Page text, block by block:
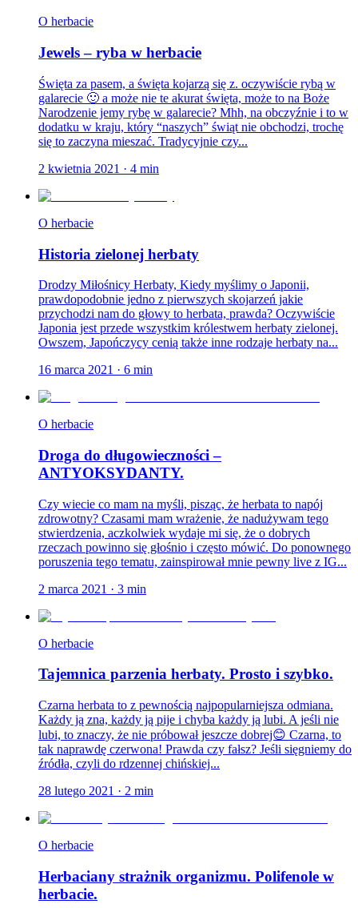
O herbacie
Jewels – ryba w herbacie
Święta za pasem, a święta kojarzą się z. oczywiście rybą w
galarecie 🙂 a może nie te akurat święta, może to na Boże
Narodzenie jemy rybę w galarecie? Mhh, na obczyźnie i to w
dodatku w kraju, który “naszych” świąt nie obchodzi, trochę
się to zaczyna mieszać. Tradycyjnie czy...
2 kwietnia 2021 · 4 min
O herbacie
Historia zielonej herbaty
Drodzy Miłośnicy Herbaty, Kiedy myślimy o Japonii,
prawdopodobnie jedno z pierwszych skojarzeń jakie
przychodzi nam do głowy to herbata, prawda? Oczywiście
Japonia jest przede wszystkim królestwem herbaty zielonej.
Owszem, Japończycy cenią także inne rodzaje herbaty na...
16 marca 2021 · 6 min
O herbacie
Droga do długowieczności –
ANTYOKSYDANTY.
Czy wiecie co mam na myśli, pisząc, że herbata to napój
zdrowotny? Czasami mam wrażenie, że nadużywam tego
stwierdzenia, aczkolwiek wydaje mi się, że o dobrych
rzeczach powinno się głośnio i często mówić. Do ponownego
poruszenia tego tematu, zainspirował mnie pewny live z IG...
2 marca 2021 · 3 min
O herbacie
Tajemnica parzenia herbaty. Prosto i szybko.
Czarna herbata to z pewnością najpopularniejsza odmiana.
Każdy ją zna, każdy ją pije i chyba każdy ją lubi. A jeśli nie
lubi, to znaczy, że nie próbował jeszcze dobrej😊 Czarna, to
tak naprawdę czerwona! Prawda czy fałsz? Jeśli sięgniemy do
źródła, czyli do rdzennej chińskiej...
28 lutego 2021 · 2 min
O herbacie
Herbaciany strażnik organizmu. Polifenole w
herbacie.